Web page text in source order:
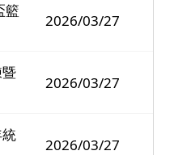
籃
2026/03/27
2026/03/27
2026/03/27